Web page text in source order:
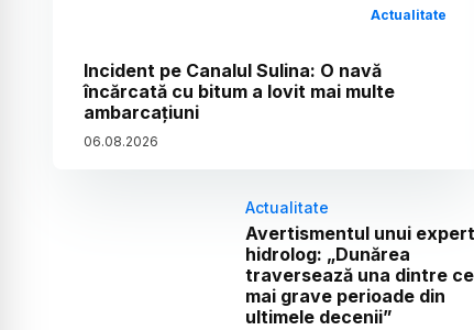
Actualitate
Incident pe Canalul Sulina: O navă
încărcată cu bitum a lovit mai multe
ambarcațiuni
06.08.2026
Actualitate
Avertismentul unui expert
hidrolog: „Dunărea
traversează una dintre
mai grave perioade din
ultimele decenii”